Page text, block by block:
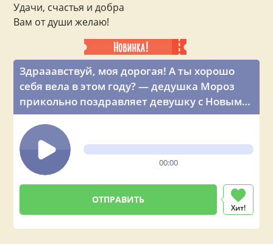
Здрааавствуй, моя дорогая! А ты хорошо
себя вела в этом году? — дедушка Мороз
прикольно поздравляет девушку с Новым
годом по телефону
00:00
Хит!
Удачи, счастья и добра
Вам от души желаю!